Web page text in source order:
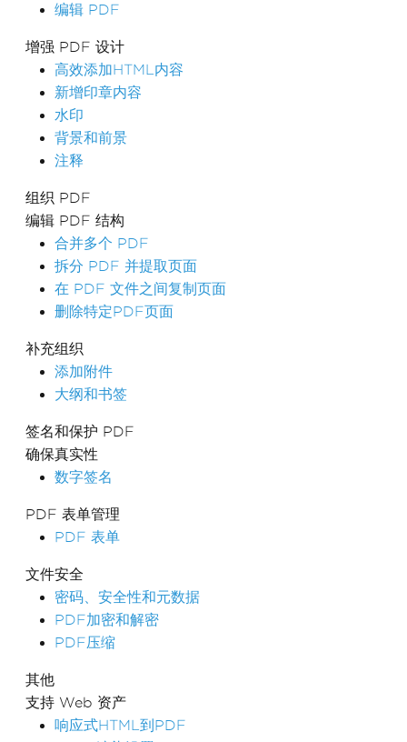
编辑 PDF
增强 PDF 设计
高效添加HTML内容
新增印章内容
水印
背景和前景
注释
组织 PDF
编辑 PDF 结构
合并多个 PDF
拆分 PDF 并提取页面
在 PDF 文件之间复制页面
删除特定PDF页面
补充组织
添加附件
大纲和书签
签名和保护 PDF
确保真实性
数字签名
PDF 表单管理
PDF 表单
文件安全
密码、安全性和元数据
PDF加密和解密
PDF压缩
其他
支持 Web 资产
响应式HTML到PDF